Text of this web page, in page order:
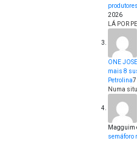
2026
LÁ POR
ONE
mais 8
Petrolina7
Numa
Magguim
semáforo